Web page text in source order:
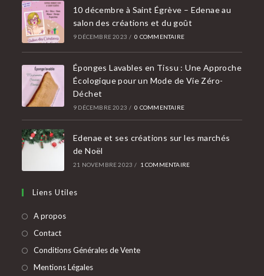
10 décembre à Saint Égrève – Edenae au
salon des créations et du goût
9 DÉCEMBRE 2023 / 0 COMMENTAIRE
Éponges Lavables en Tissu : Une Approche
Écologique pour un Mode de Vie Zéro-
Déchet
9 DÉCEMBRE 2023 / 0 COMMENTAIRE
Edenae et ses créations sur les marchés
de Noël
21 NOVEMBRE 2023 / 1 COMMENTAIRE
Liens Utiles
A propos
Contact
Conditions Générales de Vente
Mentions Légales